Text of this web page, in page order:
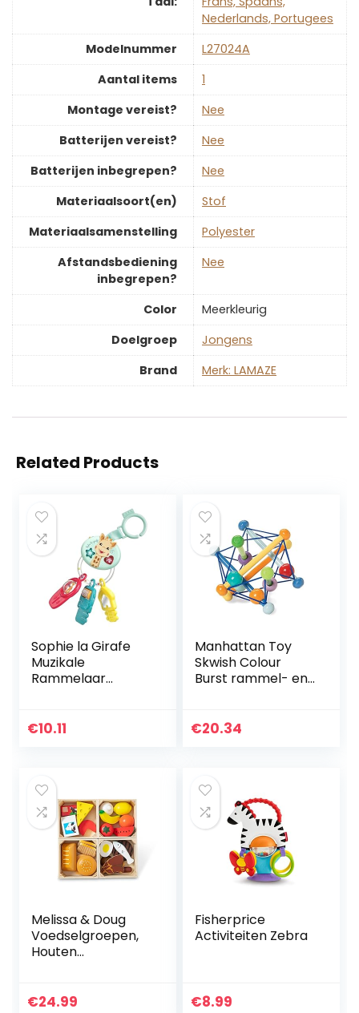
Nederlands, Portugees
Modelnummer
‎L27024A
Aantal items
‎1
Montage vereist?
‎Nee
Batterijen vereist?
‎Nee
Batterijen inbegrepen?
‎Nee
Materiaalsoort(en)
‎Stof
Materiaalsamenstelling
‎Polyester
Afstandsbediening
inbegrepen?
‎Nee
Color
‎Meerkleurig
Doelgroep
‎Jongens
Brand
Merk: LAMAZE
Related Products
Sophie la Girafe
Muzikale
Rammelaar
€10.11
Manhattan Toy
Skwish Colour
Burst rammel- en
d
€20.34
Melissa & Doug
Voedselgroepen,
Houten
Stuk speelgoed
€24.99
Fisherprice
Activiteiten Zebra
€8.99